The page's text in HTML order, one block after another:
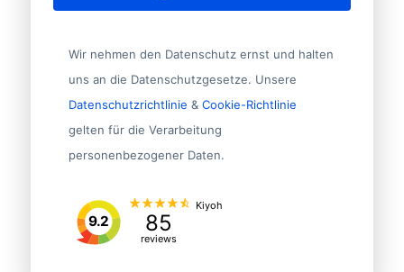
Wir nehmen den Datenschutz ernst und halten
uns an die Datenschutzgesetze. Unsere
Datenschutzrichtlinie & Cookie-Richtlinie
gelten für die Verarbeitung
personenbezogener Daten.
9.2 85
reviews
Kiyoh